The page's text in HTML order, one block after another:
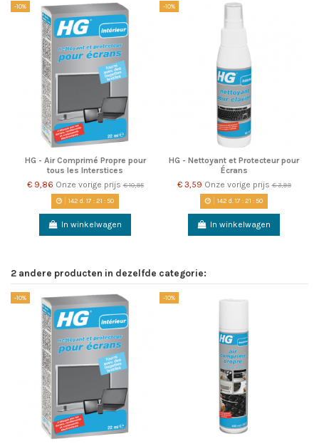
-10%
HG - Air Comprimé Propre pour
tous les Interstices
€ 9,86 Onze vorige prijs€ 10,95
142 d.17 :21 :50
In winkelwagen
-10%
HG - Nettoyant et Protecteur pour
Écrans
€ 3,59 Onze vorige prijs€ 3,99
142 d.17 :21 :50
In winkelwagen
2 andere producten in dezelfde categorie:
-10% -10%